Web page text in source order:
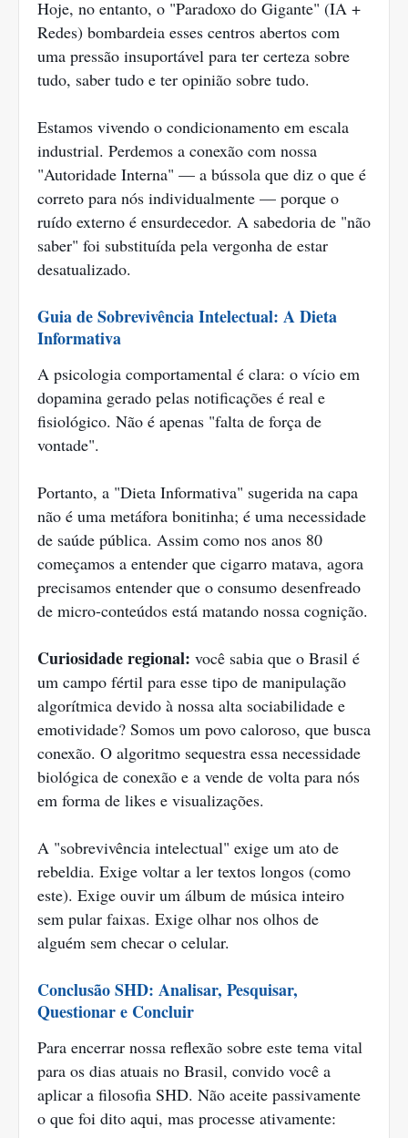
Hoje, no entanto, o "Paradoxo do Gigante" (IA +
Redes) bombardeia esses centros abertos com
uma pressão insuportável para ter certeza sobre
tudo, saber tudo e ter opinião sobre tudo.
Estamos vivendo o condicionamento em escala
industrial. Perdemos a conexão com nossa
"Autoridade Interna" — a bússola que diz o que é
correto para nós individualmente — porque o
ruído externo é ensurdecedor. A sabedoria de "não
saber" foi substituída pela vergonha de estar
desatualizado.
Guia de Sobrevivência Intelectual: A Dieta
Informativa
A psicologia comportamental é clara: o vício em
dopamina gerado pelas notificações é real e
fisiológico. Não é apenas "falta de força de
vontade".
Portanto, a "Dieta Informativa" sugerida na capa
não é uma metáfora bonitinha; é uma necessidade
de saúde pública. Assim como nos anos 80
começamos a entender que cigarro matava, agora
precisamos entender que o consumo desenfreado
de micro-conteúdos está matando nossa cognição.
Curiosidade regional: você sabia que o Brasil é
um campo fértil para esse tipo de manipulação
algorítmica devido à nossa alta sociabilidade e
emotividade? Somos um povo caloroso, que busca
conexão. O algoritmo sequestra essa necessidade
biológica de conexão e a vende de volta para nós
em forma de likes e visualizações.
A "sobrevivência intelectual" exige um ato de
rebeldia. Exige voltar a ler textos longos (como
este). Exige ouvir um álbum de música inteiro
sem pular faixas. Exige olhar nos olhos de
alguém sem checar o celular.
Conclusão SHD: Analisar, Pesquisar,
Questionar e Concluir
Para encerrar nossa reflexão sobre este tema vital
para os dias atuais no Brasil, convido você a
aplicar a filosofia SHD. Não aceite passivamente
o que foi dito aqui, mas processe ativamente: